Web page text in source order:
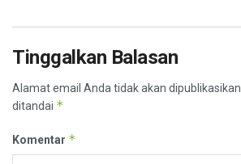
Tinggalkan Balasan
Alamat email Anda tidak akan dipublikasikan.
ditandai *
Komentar *